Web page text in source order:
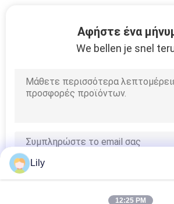
φορτηγό
Αφήστε ένα
We bellen je snel
Lily
12:25 PM